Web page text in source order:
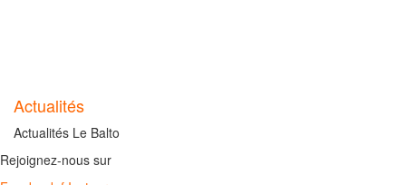
Actualités
Actualités Le Balto
Rejoignez-nous sur